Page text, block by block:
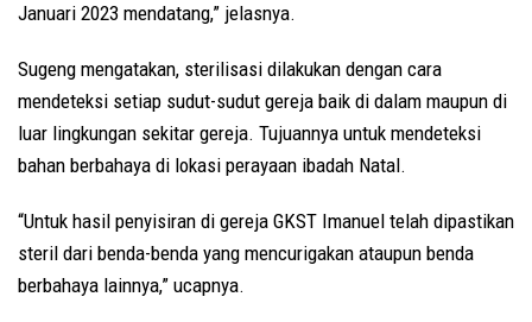
Januari 2023 mendatang,” jelasnya.
Sugeng mengatakan, sterilisasi dilakukan dengan cara
mendeteksi setiap sudut-sudut gereja baik di dalam maupun di
luar lingkungan sekitar gereja. Tujuannya untuk mendeteksi
bahan berbahaya di lokasi perayaan ibadah Natal.
“Untuk hasil penyisiran di gereja GKST Imanuel telah dipastikan
steril dari benda-benda yang mencurigakan ataupun benda
berbahaya lainnya,” ucapnya.